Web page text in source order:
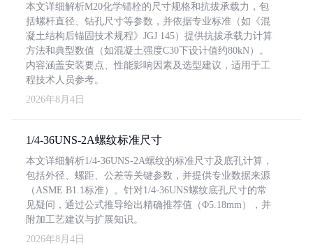
本文详细解析M20化学锚栓的尺寸规格和抗拔承载力，包
括螺杆直径、钻孔尺寸等参数，并依据专业标准（如《混
凝土结构后锚固技术规程》JGJ 145）提供抗拔承载力计算
方法和典型数值（如混凝土强度C30下设计值约80kN）。
内容涵盖安装要点、性能影响因素及选型建议，适用于工
程技术人员参考。
2026年8月4日
1/4-36UNS-2A螺纹标准尺寸
本文详细解析1/4-36UNS-2A螺纹的标准尺寸及底孔计算，
包括外径、螺距、公差等关键参数，并提供专业数据来源
（ASME B1.1标准）。针对1/4-36UNS螺纹底孔尺寸的常
见疑问，通过公式推导给出精确推荐值（Φ5.18mm），并
附加工艺建议与扩展知识。
2026年8月4日